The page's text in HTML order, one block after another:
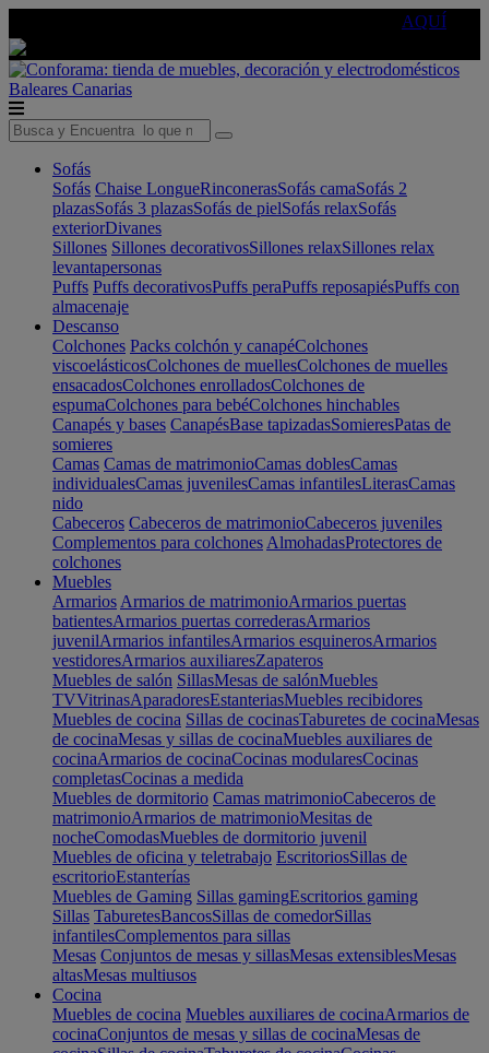
AQUÍ
Baleares Canarias
Sofás
Sofás Chaise LongueRinconerasSofás camaSofás 2
plazasSofás 3 plazasSofás de pielSofás relaxSofás
exteriorDivanes
Sillones Sillones decorativosSillones relaxSillones relax
levantapersonas
Puffs Puffs decorativosPuffs peraPuffs reposapiésPuffs con
almacenaje
Descanso
Colchones Packs colchón y canapéColchones
viscoelásticosColchones de muellesColchones de muelles
ensacadosColchones enrolladosColchones de
espumaColchones para bebéColchones hinchables
Canapés y bases CanapésBase tapizadasSomieresPatas de
somieres
Camas Camas de matrimonioCamas doblesCamas
individualesCamas juvenilesCamas infantilesLiterasCamas
nido
Cabeceros Cabeceros de matrimonioCabeceros juveniles
Complementos para colchones AlmohadasProtectores de
colchones
Muebles
Armarios Armarios de matrimonioArmarios puertas
batientesArmarios puertas correderasArmarios
juvenilArmarios infantilesArmarios esquinerosArmarios
vestidoresArmarios auxiliaresZapateros
Muebles de salón SillasMesas de salónMuebles
TVVitrinasAparadoresEstanteriasMuebles recibidores
Muebles de cocina Sillas de cocinasTaburetes de cocinaMesas
de cocinaMesas y sillas de cocinaMuebles auxiliares de
cocinaArmarios de cocinaCocinas modularesCocinas
completasCocinas a medida
Muebles de dormitorio Camas matrimonioCabeceros de
matrimonioArmarios de matrimonioMesitas de
nocheComodasMuebles de dormitorio juvenil
Muebles de oficina y teletrabajo EscritoriosSillas de
escritorioEstanterías
Muebles de Gaming Sillas gamingEscritorios gaming
Sillas TaburetesBancosSillas de comedorSillas
infantilesComplementos para sillas
Mesas Conjuntos de mesas y sillasMesas extensiblesMesas
altasMesas multiusos
Cocina
Muebles de cocina Muebles auxiliares de cocinaArmarios de
cocinaConjuntos de mesas y sillas de cocinaMesas de